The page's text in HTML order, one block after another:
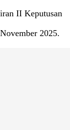
II Keputusan
2025.